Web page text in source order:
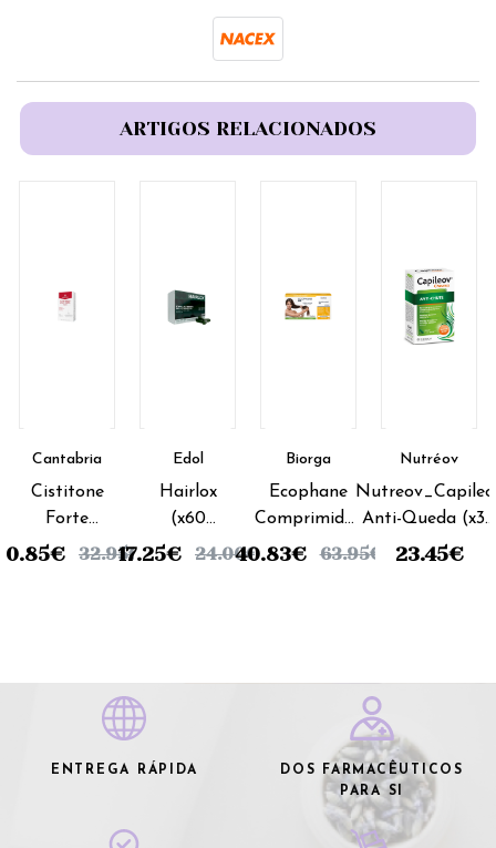
ARTIGOS RELACIONADOS
Cantabria
Cistitone
Forte
(x60
€ 32.95€
Edol
Hairlox
(x60
cápsulas)
17.25€ 24.00€
Biorga
Ecophane
Comprimidos
Biorga (3x60
40.83€ 63.95€
Nutréov
Anti-Queda (x30
cápsulas)
23.45€
ENTREGA RÁPIDA
DOS FARMACÊUTICOS
PARA SI